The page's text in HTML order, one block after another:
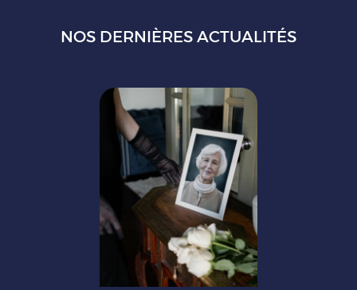
NOS DERNIÈRES ACTUALITÉS